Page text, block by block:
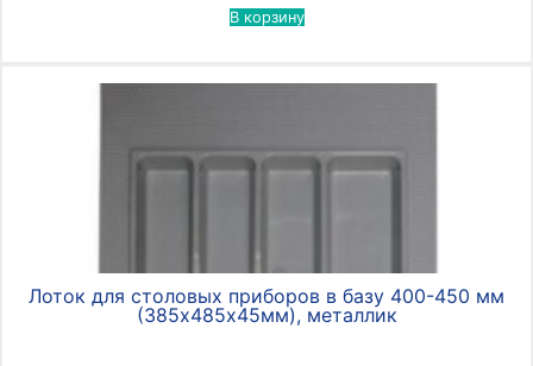
В корзину
Лоток для столовых приборов в базу 400-450 мм
(385х485х45мм), металлик